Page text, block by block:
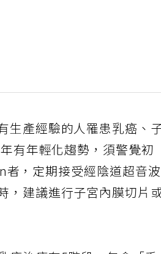
生產經驗的人罹患乳癌、
有年輕化趨勢，須警覺初
，定期接受經陰道超音波
，建議進行子宮內膜切片